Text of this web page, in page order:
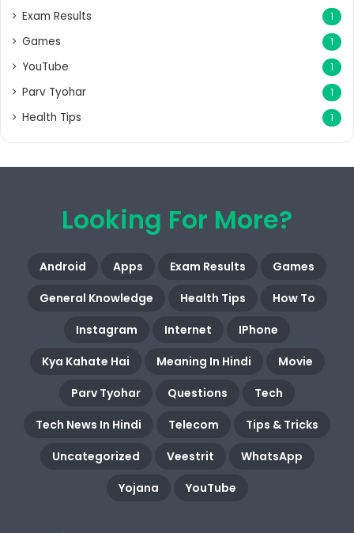
Exam Results 1
Games 1
YouTube 1
Parv Tyohar 1
Health Tips 1
Looking For More?
Android Apps Exam Results
Games
General Knowledge
Health Tips
How To
Instagram
Internet
IPhone
Kya Kahate Hai
Meaning In Hindi
Movie
Parv Tyohar
Questions
Tech
Tech News In Hindi
Telecom
Tips & Tricks
Uncategorized
Veestrit
WhatsApp
Yojana
YouTube